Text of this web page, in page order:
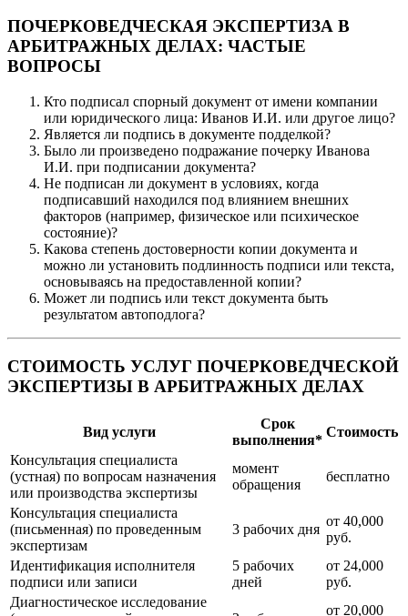
ПОЧЕРКОВЕДЧЕСКАЯ ЭКСПЕРТИЗА В
АРБИТРАЖНЫХ ДЕЛАХ: ЧАСТЫЕ
ВОПРОСЫ
Кто подписал спорный документ от имени компании
или юридического лица: Иванов И.И. или другое лицо?
Является ли подпись в документе подделкой?
Было ли произведено подражание почерку Иванова
И.И. при подписании документа?
Не подписан ли документ в условиях, когда
подписавший находился под влиянием внешних
факторов (например, физическое или психическое
состояние)?
Какова степень достоверности копии документа и
можно ли установить подлинность подписи или текста,
основываясь на предоставленной копии?
Может ли подпись или текст документа быть
результатом автоподлога?
СТОИМОСТЬ УСЛУГ ПОЧЕРКОВЕДЧЕСКОЙ
ЭКСПЕРТИЗЫ В АРБИТРАЖНЫХ ДЕЛАХ
Вид услуги
Срок
выполнения*
Стоимость
Консультация специалиста
(устная) по вопросам назначения
или производства экспертизы
момент
обращения
бесплатно
Консультация специалиста
(письменная) по проведенным
экспертизам
3 рабочих дня
от 40,000
руб.
Идентификация исполнителя
подписи или записи
5 рабочих
дней
от 24,000
руб.
Диагностическое исследование
от 20,000